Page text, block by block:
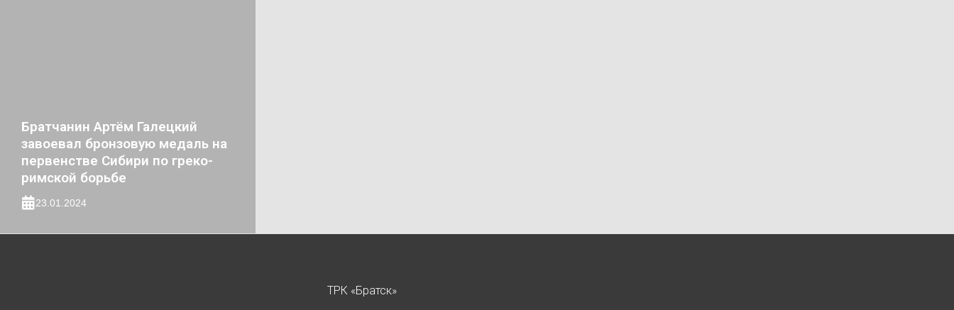
Братчанин Артём Галецкий
завоевал бронзовую медаль на
первенстве Сибири по греко-
римской борьбе
23.01.2024
ТРК «Братск»